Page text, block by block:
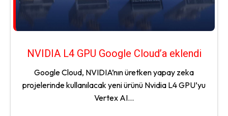
NVIDIA L4 GPU Google Cloud’a eklendi
Google Cloud, NVIDIA’nın üretken yapay zeka
projelerinde kullanılacak yeni ürünü Nvidia L4 GPU’yu
Vertex AI...